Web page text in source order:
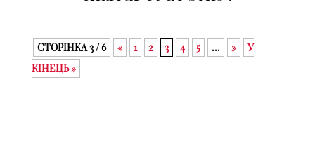
СТОРІНКА 3 / 6 « 1 2 3 4 5 ... »
У
КІНЕЦЬ »